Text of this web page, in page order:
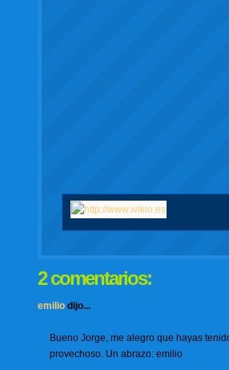
2 comentarios:
emilio dijo...
Bueno Jorge, me alegro que hayas
provechoso. Un abrazo: emilio